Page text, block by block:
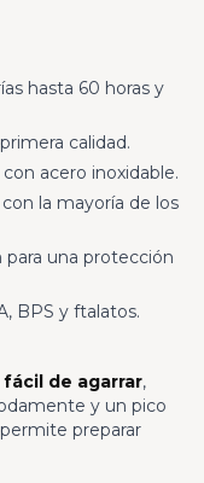
hasta 60 horas y
calidad.
acero inoxidable.
la mayoría de los
una protección
BPS y ftalatos.
de agarrar,
y un pico
preparar